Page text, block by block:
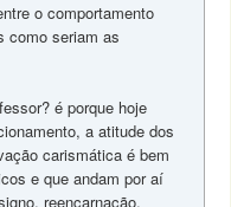
o comportamento
como seriam as
é porque hoje
a atitude dos
carismática é bem
e que andam por aí
reencarnação,